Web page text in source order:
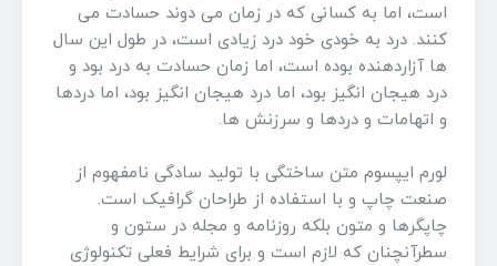
است، اما به کسانی که در زمان می دوند حسادت می
کنند. درد به خودی خود درد زیادی است، در طول این سال
ها آزاردهنده بوده است، اما زمان حسادت به درد بود و
درد هیجان انگیز بود، اما درد هیجان انگیز بود، اما دردها
و اتهامات و دردها و سرزنش ها.
لورم ایپسوم متن ساختگی با تولید سادگی نامفهوم از
صنعت چاپ و با استفاده از طراحان گرافیک است.
چاپگرها و متون بلکه روزنامه و مجله در ستون و
سطرآنچنان که لازم است و برای شرایط فعلی تکنولوژی